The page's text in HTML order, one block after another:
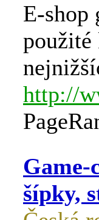
E-shop
použité
http://
Game-
šípky,